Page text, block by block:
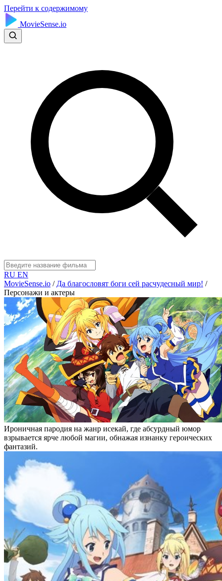
Перейти к содержимому
MovieSense.io
RU EN
MovieSense.io / Да благословят боги сей расчудесный мир! /
Персонажи и актеры
Ироничная пародия на жанр исекай, где абсурдный юмор
взрывается ярче любой магии, обнажая изнанку героических
фантазий.